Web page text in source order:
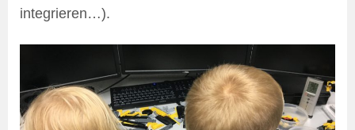
integrieren…).